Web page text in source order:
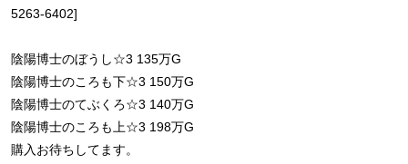
5263-6402]
陰陽博士のぼうし☆3 135万G
陰陽博士のころも下☆3 150万G
陰陽博士のてぶくろ☆3 140万G
陰陽博士のころも上☆3 198万G
購入お待ちしてます。